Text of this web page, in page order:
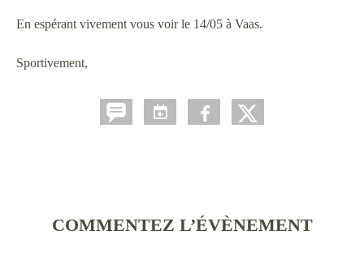
En espérant vivement vous voir le 14/05 à Vaas.
Sportivement,
COMMENTEZ L’ÉVÈNEMENT